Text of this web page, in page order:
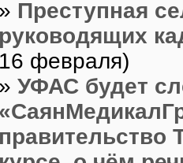
» Преступная
руководящих
16 февраля)
» УФАС будет
правительство